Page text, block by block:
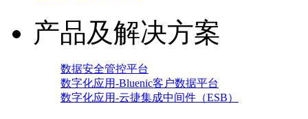
产品及解决方案
数据安全管控平台
数字化应用-Bluenic客户数据平台
数字化应用-云捷集成中间件（ESB）